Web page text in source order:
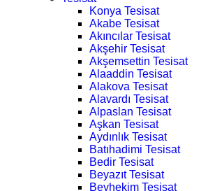
Konya Tesisat
Akabe Tesisat
Akıncılar Tesisat
Akşehir Tesisat
Akşemsettin Tesisat
Alaaddin Tesisat
Alakova Tesisat
Alavardı Tesisat
Alpaslan Tesisat
Aşkan Tesisat
Aydınlık Tesisat
Batıhadimi Tesisat
Bedir Tesisat
Beyazıt Tesisat
Beyhekim Tesisat